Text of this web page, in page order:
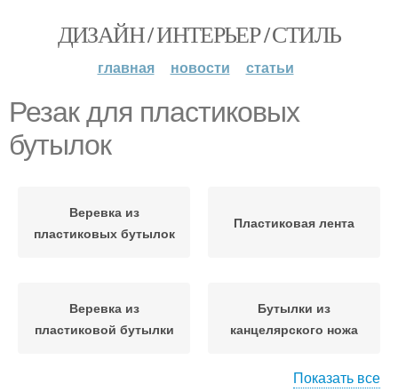
ДИЗАЙН / ИНТЕРЬЕР / СТИЛЬ
главная новости статьи
Резак для пластиковых
бутылок
Веревка из
пластиковых бутылок
Пластиковая лента
Веревка из
пластиковой бутылки
Бутылки из
канцелярского ножа
Показать все